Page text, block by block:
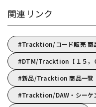
関連リンク
Tracktion/コード販売 商
DTM/Tracktion【１５，
新品/Tracktion 商品一覧
Tracktion/DAW・シーケ